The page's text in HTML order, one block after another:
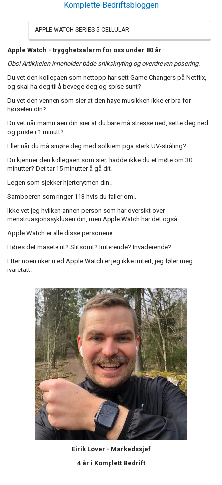
Komplette Bedriftsbloggen
APPLE WATCH SERIES 5 CELLULAR
Apple Watch - trygghetsalarm for oss under 80 år
Obs! Artikkelen inneholder både snikskryting og overdreven posering.
Du vet den kollegaen som nettopp har sett Game Changers på Netflix,
og skal ha deg til å bevege deg og spise sunt?
Du vet den vennen som sier at den høye musikken ikke er bra for
hørselen din?
Du vet når mammaen din sier at du bare må stresse ned, sette deg ned
og puste i 1 minutt?
Eller når du må smøre deg med solkrem pga sterk UV-stråling?
Du kjenner den kollegaen som sier; hadde ikke du et møte om 30
minutter? Det tar 15 minutter å gå dit!
Legen som sjekker hjerterytmen din..
Samboeren som ringer 113 hvis du faller om..
Ikke vet jeg hvilken annen person som har oversikt over
menstruasjonssyklusen din, men Apple Watch har det også..
Apple Watch er alle disse personene.
Høres det masete ut? Slitsomt? Irriterende? Invaderende?
Etter noen uker med Apple Watch er jeg ikke irritert, jeg føler meg
ivaretatt.
Eirik Løver - Markedssjef
4 år i Komplett Bedrift